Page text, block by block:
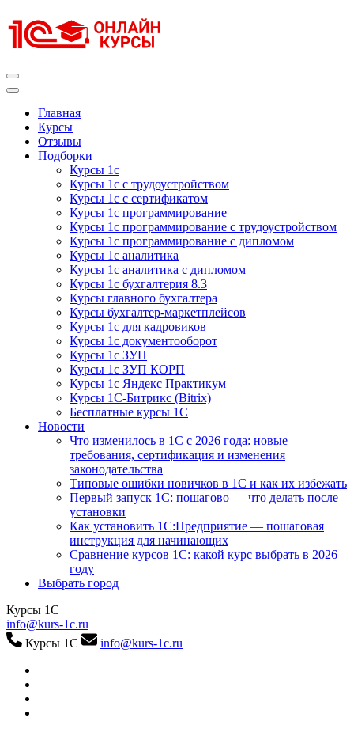
к
содержимому
Главная
Курсы
Отзывы
Подборки
Курсы 1с
Курсы 1с с трудоустройством
Курсы 1с с сертификатом
Курсы 1с программирование
Курсы 1с программирование с трудоустройством
Курсы 1с программирование с дипломом
Курсы 1с аналитика
Курсы 1с аналитика с дипломом
Курсы 1с бухгалтерия 8.3
Курсы главного бухгалтера
Курсы бухгалтер-маркетплейсов
Курсы 1с для кадровиков
Курсы 1с документооборот
Курсы 1с ЗУП
Курсы 1с ЗУП КОРП
Курсы 1с Яндекс Практикум
Курсы 1С-Битрикс (Bitrix)
Бесплатные курсы 1С
Новости
Что изменилось в 1С с 2026 года: новые
требования, сертификация и изменения
законодательства
Типовые ошибки новичков в 1С и как их избежать
Первый запуск 1С: пошагово — что делать после
установки
Как установить 1С:Предприятие — пошаговая
инструкция для начинающих
Сравнение курсов 1С: какой курс выбрать в 2026
году
Выбрать город
Курсы 1С
info@kurs-1c.ru
Курсы 1С
info@kurs-1c.ru